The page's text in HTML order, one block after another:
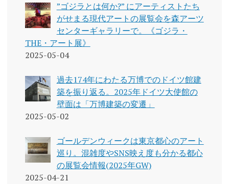
”ゴジラとは何か?” にアーティストたち
がせまる現代アートの展覧会を森アーツ
センターギャラリーで。《ゴジラ・
THE・アート展》
2025-05-04
過去174年にわたる万博でのドイツ館建
築を振り返る。2025年ドイツ大使館の
壁面は「万博建築の変遷」
2025-05-02
ゴールデンウィークは東京都心のアート
巡り。混雑度やSNS映え度も分かる都心
の展覧会情報(2025年GW)
2025-04-21